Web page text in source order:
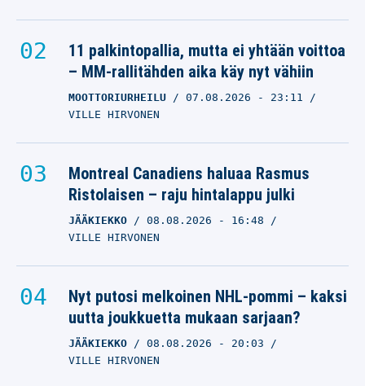
11 palkintopallia, mutta ei yhtään voittoa
– MM-rallitähden aika käy nyt vähiin
MOOTTORIURHEILU 07.08.2026 - 23:11
VILLE HIRVONEN
Montreal Canadiens haluaa Rasmus
Ristolaisen – raju hintalappu julki
JÄÄKIEKKO 08.08.2026 - 16:48
VILLE HIRVONEN
Nyt putosi melkoinen NHL-pommi – kaksi
uutta joukkuetta mukaan sarjaan?
JÄÄKIEKKO 08.08.2026 - 20:03
VILLE HIRVONEN